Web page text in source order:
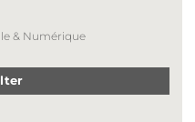
& Numérique